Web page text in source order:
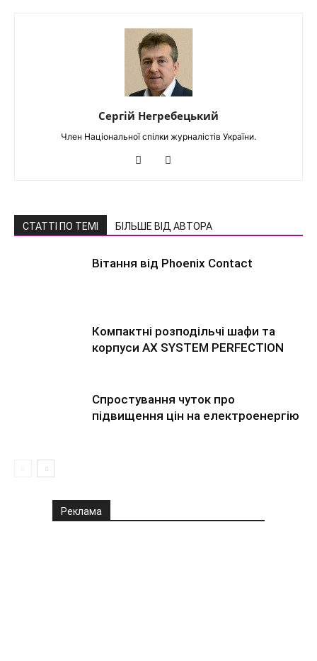
Сергій Негребецький
Член Національної спілки журналістів України.
СТАТТІ ПО ТЕМІ БІЛЬШЕ ВІД АВТОРА
Вітання від Phoenix Contact
Компактні розподільчі шафи та
корпуси AX SYSTEM PERFECTION
Спростування чуток про
підвищення цін на електроенергію
Реклама